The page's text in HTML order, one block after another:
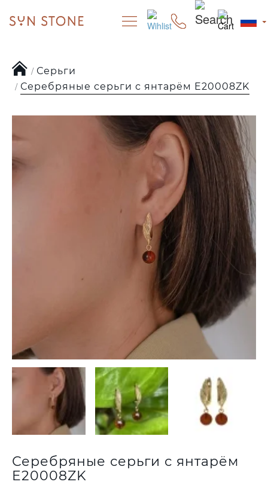
Серьги
Серебряные серьги с янтарём E20008ZK
Серебряные серьги с янтарём
E20008ZK